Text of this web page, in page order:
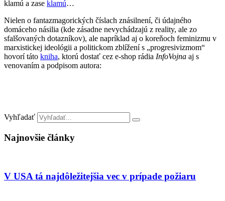
klamú a zase klamú…
Nielen o fantazmagorických číslach znásilnení, či údajného
domáceho násilia (kde zásadne nevychádzajú z reality, ale zo
sfalšovaných dotazníkov), ale napríklad aj o koreňoch feminizmu v
marxistickej ideológii a politickom zblížení s „progresivizmom“
hovorí táto kniha, ktorú dostať cez e-shop rádia InfoVojna aj s
venovaním a podpisom autora:
Vyhľadať
Najnovšie články
V USA tá najdôležitejšia vec v prípade požiaru